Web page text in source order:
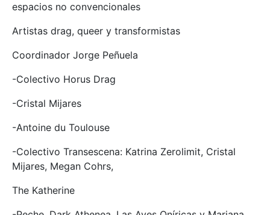
espacios no convencionales
Artistas drag, queer y transformistas
Coordinador Jorge Peñuela
-Colectivo Horus Drag
-Cristal Mijares
-Antoine du Toulouse
-Colectivo Transescena: Katrina Zerolimit, Cristal
Mijares, Megan Cohrs,
The Katherine